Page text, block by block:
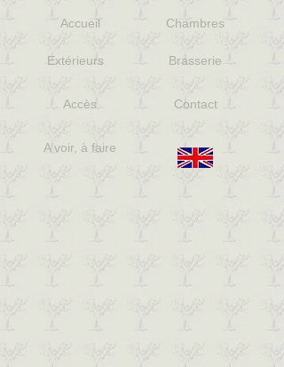
Accueil Chambres
Brasserie
Extérieurs
Accès Contact
A voir, à faire